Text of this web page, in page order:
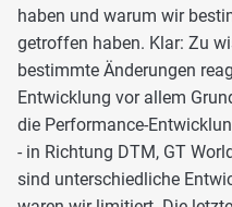
haben und warum wir
getroffen haben. Klar: Zu
bestimmte Änderungen
Entwicklung vor allem
die Performance-
- in Richtung DTM, GT
sind unterschiedliche